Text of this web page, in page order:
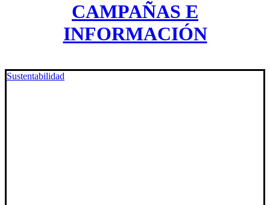
CAMPAÑAS E
INFORMACIÓN
Sustentabilidad